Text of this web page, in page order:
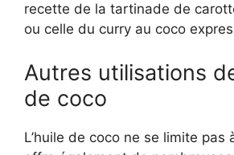
recette de la tartinade de
ou celle du curry au coco
Autres utilisations
de coco
L’huile de coco ne se limite pas